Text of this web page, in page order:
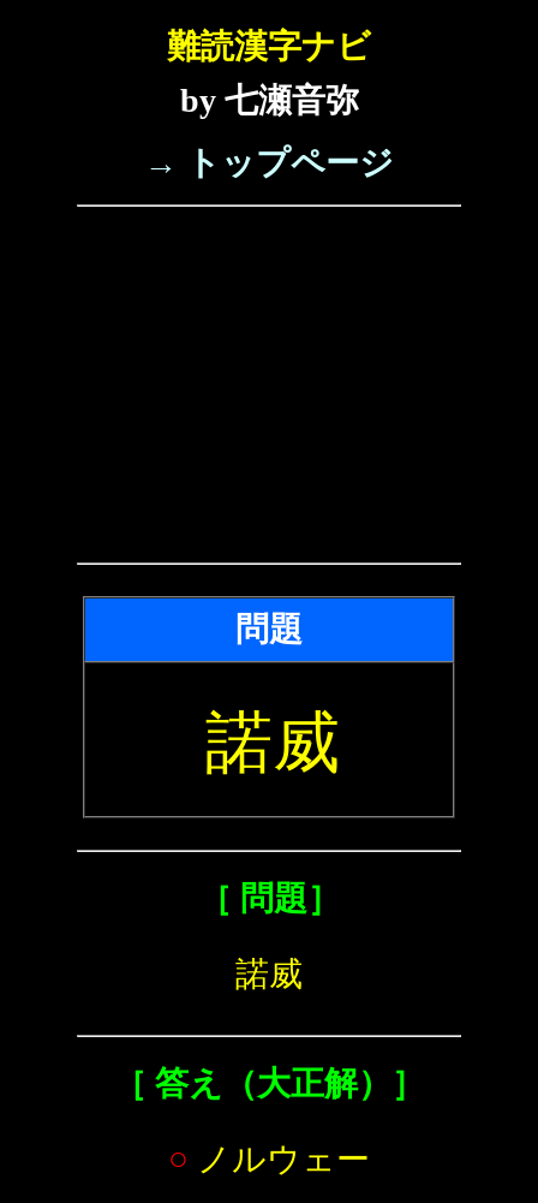
難読漢字ナビ
by 七瀬音弥
→ トップページ
問題
諾威
［ 問題］
諾威
［ 答え（大正解）］
○ ノルウェー